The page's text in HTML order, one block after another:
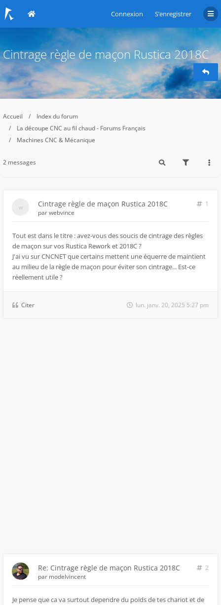
Connexion S’enregistrer
Cintrage règle de maçon Rustica 2018C
Accueil
Index du forum
La découpe CNC au fil chaud - Forums Français
Machines CNC & Mécanique
2 messages
Cintrage règle de maçon Rustica 2018C
1
parwebvince
Tout est dans le titre : avez-vous des soucis de cintrage des règles
de maçon sur vos Rustica Rework et 2018C ?
J'ai vu sur CNCNET que certains mettent une équerre de maintient
au milieu de la règle de maçon pour éviter son cintrage... Est-ce
réellement utile ?
Citer lun. janv. 20, 2025 5:27 pm
Re: Cintrage règle de maçon Rustica 2018C
2
par modelvincent
Je pense que ca va surtout dependre du poids de tes chariot et de